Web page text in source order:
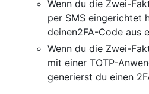
Wenn du die Zwei-
per SMS eingerichtet
deinen2FA-Code aus
Wenn du die Zwei-
mit einer TOTP-
generierst du einen